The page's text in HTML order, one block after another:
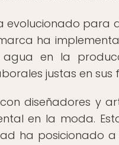
evolucionado
ha
agua en la
justas en sus
diseñadores y
en la moda.
ha posicionado